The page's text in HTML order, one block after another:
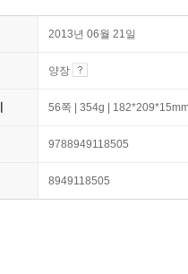
2013년 06월 21일
양장
56쪽 | 354g |
9788949118505
8949118505